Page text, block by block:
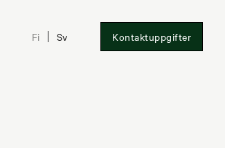
Fi Sv Kontaktuppgifter